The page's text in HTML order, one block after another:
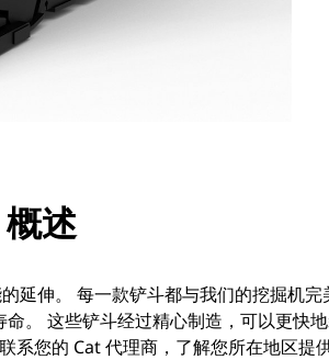
示
概述
延伸。 每一款铲斗都与我们的挖掘机完
。 这些铲斗经过精心制造，可以更快
您的 Cat 代理商，了解您所在地区提